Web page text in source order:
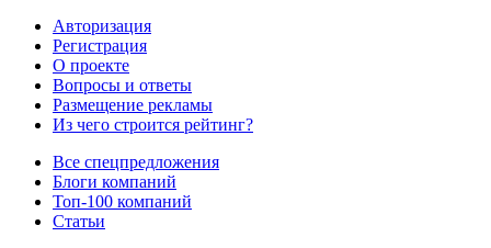
Авторизация
Регистрация
О проекте
Вопросы и ответы
Размещение рекламы
Из чего строится рейтинг?
Все спецпредложения
Блоги компаний
Топ-100 компаний
Статьи